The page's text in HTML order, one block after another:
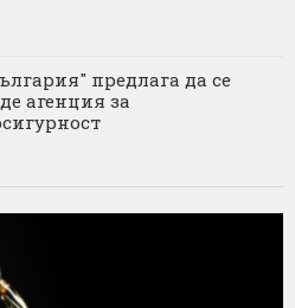
предлага да се
агенция за